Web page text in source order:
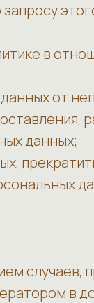
в
от
данных;
случаев,
в